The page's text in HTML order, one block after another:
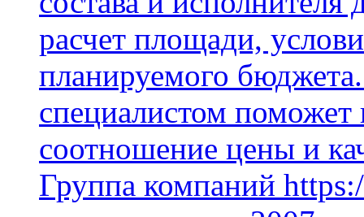
расчет площади,
планируемого
специалистом поможет
соотношение цены и
Группа компаний